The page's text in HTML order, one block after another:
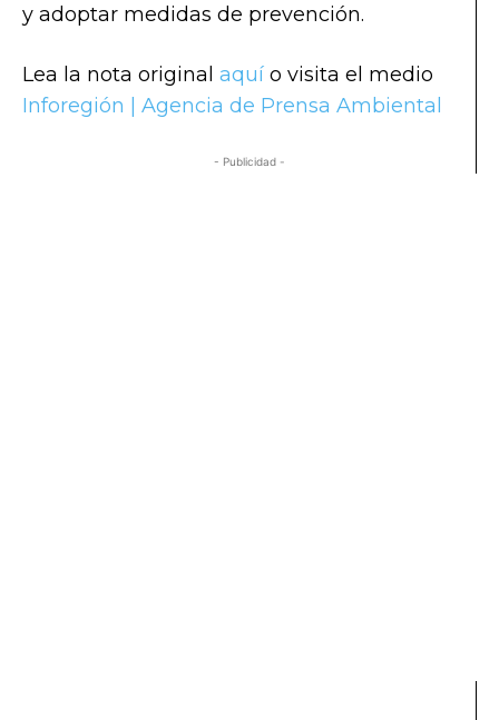
y adoptar medidas de prevención.
Lea la nota original aquí o visita el medio
Inforegión | Agencia de Prensa Ambiental
- Publicidad -